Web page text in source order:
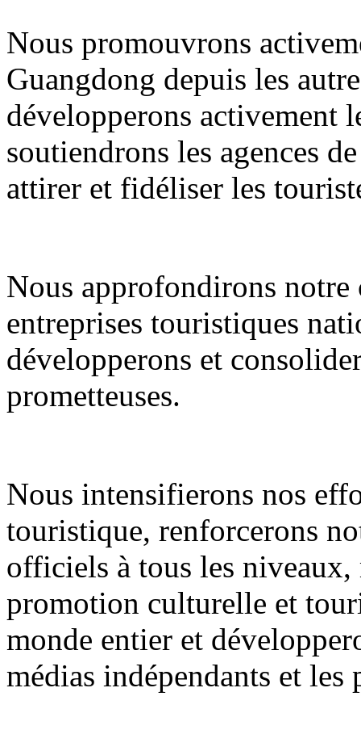
Nous promouvrons
Guangdong depuis les
développerons activement
soutiendrons les agences
attirer et fidéliser les
Nous approfondirons
entreprises touristiques
développerons et
prometteuses.
Nous intensifierons nos
touristique, renforcerons
officiels à tous les niveaux,
promotion culturelle et
monde entier et
médias indépendants et